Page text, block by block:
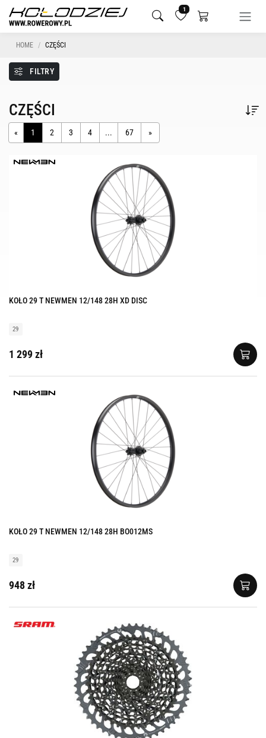
1
HOME CZĘŚCI
FILTRY
CZĘŚCI
« 1 2 3 4 ... 67 »
KOŁO 29 T NEWMEN 12/148 28H XD DISC
29
1 299 zł
KOŁO 29 T NEWMEN 12/148 28H BO012MS
29
948 zł